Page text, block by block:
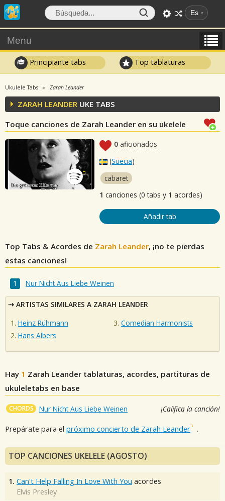
Es
Menu
Principiante tabs Top tablaturas
Ukulele Tabs Zarah Leander
ZARAH LEANDER UKE TABS
Toque canciones de Zarah Leander en su ukelele
0 aficionados
(Suecia)
cabaret
1 canciones (0 tabs y 1 acordes)
Añadir tab
Top Tabs & Acordes de Zarah Leander, ¡no te pierdas
estas canciones!
Nur Nicht Aus Liebe Weinen
ARTISTAS SIMILARES A ZARAH LEANDER
Heinz Rühmann
Hans Albers
Comedian Harmonists
Hay 1 Zarah Leander tablaturas, acordes, partituras de
ukuleletabs en base
CHORDS Nur Nicht Aus Liebe Weinen ¡Califica la canción!
Prepárate para el próximo concierto de Zarah Leander .
TOP CANCIONES UKELELE (AGOSTO)
1. Can't Help Falling In Love With You acordes
Elvis Presley